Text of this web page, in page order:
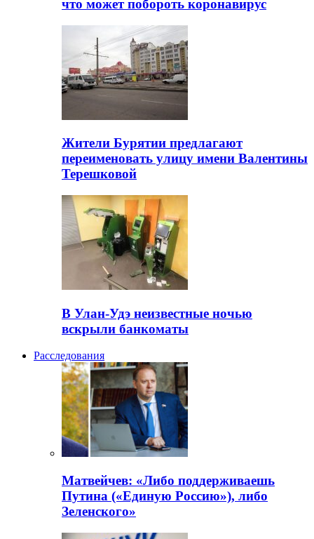
что может побороть коронавирус
Жители Бурятии предлагают
переименовать улицу имени Валентины
Терешковой
В Улан-Удэ неизвестные ночью
вскрыли банкоматы
Расследования
Матвейчев: «Либо поддерживаешь
Путина («Единую Россию»), либо
Зеленского»